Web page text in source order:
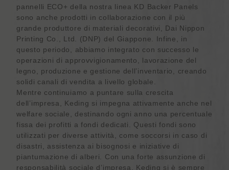
pannelli ECO+ della nostra linea KD Backer Panels
sono anche prodotti in collaborazione con il più
grande produttore di materiali decorativi, Dai Nippon
Printing Co., Ltd. (DNP) del Giappone. Infine, in
questo periodo, abbiamo integrato con successo le
operazioni di approvvigionamento, lavorazione del
legno, produzione e gestione dell’inventario, creando
solidi canali di vendita a livello globale.
Mentre continuiamo a puntare sulla crescita
dell’impresa, Keding si impegna attivamente anche nel
welfare sociale, destinando ogni anno una percentuale
fissa dei profitti a fondi dedicati. Questi fondi sono
utilizzati per diverse attività, come soccorsi in caso di
disastri, assistenza ai bisognosi e iniziative di
piantumazione di alberi. Con una forte assunzione di
responsabilità sociale d’impresa, Keding si è sempre